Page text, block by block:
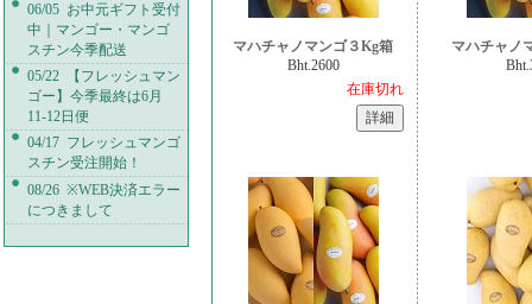
06/05 お中元ギフト受付
中｜マンゴー・マンゴ
スチン今季配送
05/22 【フレッシュマン
ゴー】今季最終は6月
11-12日便
04/17 フレッシュマンゴ
スチン受注開始！
08/26 ※WEB決済エラー
につきまして
マハチャノマンゴ３Kg箱
Bht.2600
在庫切れ
マハチャノ